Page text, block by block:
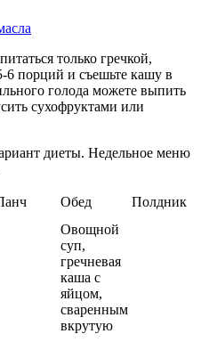
только гречкой,
6 порций и съешьте кашу в
голода можете выпить
сухофруктами или
диеты. Недельное меню
Обед Полдник
Овощной
суп,
гречневая
каша с
яйцом,
сваренным
вкрутую